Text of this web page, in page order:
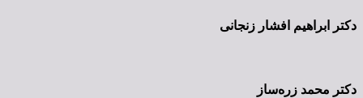
دکتر ابراهیم افشار زنجانی
دکتر محمد زره‌ساز